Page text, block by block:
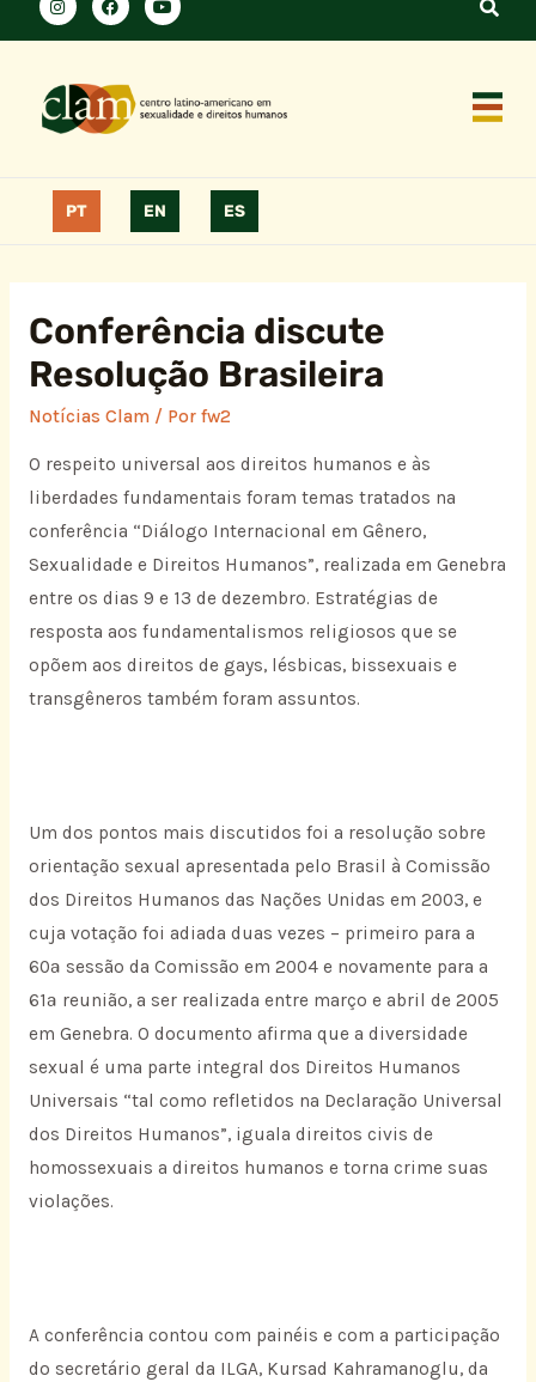
PT EN ES
Conferência discute
Resolução Brasileira
Notícias Clam/ Por fw2
O respeito universal aos direitos humanos e às
liberdades fundamentais foram temas tratados na
conferência “Diálogo Internacional em Gênero,
Sexualidade e Direitos Humanos”, realizada em Genebra
entre os dias 9 e 13 de dezembro. Estratégias de
resposta aos fundamentalismos religiosos que se
opõem aos direitos de gays, lésbicas, bissexuais e
transgêneros também foram assuntos.
Um dos pontos mais discutidos foi a resolução sobre
orientação sexual apresentada pelo Brasil à Comissão
dos Direitos Humanos das Nações Unidas em 2003, e
cuja votação foi adiada duas vezes – primeiro para a
60ª sessão da Comissão em 2004 e novamente para a
61ª reunião, a ser realizada entre março e abril de 2005
em Genebra. O documento afirma que a diversidade
sexual é uma parte integral dos Direitos Humanos
Universais “tal como refletidos na Declaração Universal
dos Direitos Humanos”, iguala direitos civis de
homossexuais a direitos humanos e torna crime suas
violações.
A conferência contou com painéis e com a participação
do secretário geral da ILGA, Kursad Kahramanoglu, da